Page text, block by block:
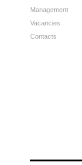
Management
Vacancies
Contacts